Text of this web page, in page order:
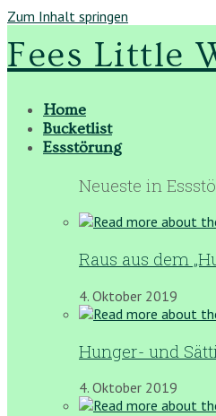
Zum Inhalt springen
Fees Little
Home
Bucketlist
Essstörung
Neueste in
Raus aus dem
4. Oktober 2019
Hunger- und
4. Oktober 2019